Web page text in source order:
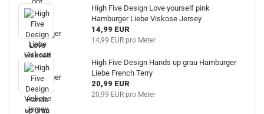
High Five Design Love yourself pink
Hamburger Liebe Viskose Jersey
14,99 EUR
14,99 EUR pro Meter
High Five Design Hands up grau Hamburger
Liebe French Terry
20,99 EUR
20,99 EUR pro Meter